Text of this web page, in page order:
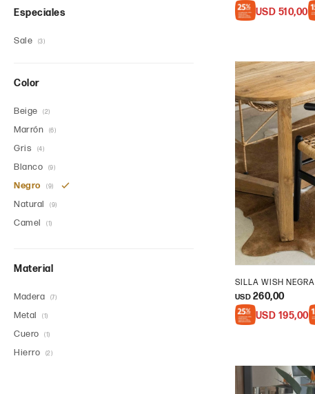
USD 510,00
SILLA WISH NEGRA
USD 260,00
USD 195,00
Especiales
Sale (3)
Color
Beige (2)
Marrón (6)
Gris (4)
Blanco (9)
Negro (9)
Natural (9)
Camel (1)
Material
Madera (7)
Metal (1)
Cuero (1)
Hierro (2)